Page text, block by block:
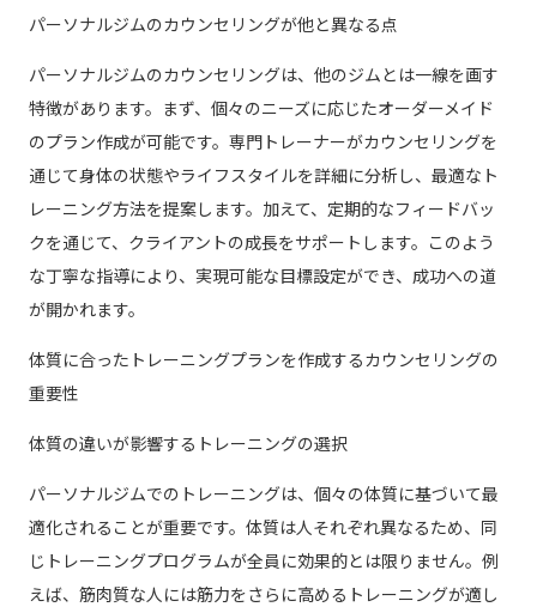
パーソナルジムのカウンセリングが他と異なる点
パーソナルジムのカウンセリングは、他のジムとは一線を画す
特徴があります。まず、個々のニーズに応じたオーダーメイド
のプラン作成が可能です。専門トレーナーがカウンセリングを
通じて身体の状態やライフスタイルを詳細に分析し、最適なト
レーニング方法を提案します。加えて、定期的なフィードバッ
クを通じて、クライアントの成長をサポートします。このよう
な丁寧な指導により、実現可能な目標設定ができ、成功への道
が開かれます。
体質に合ったトレーニングプランを作成するカウンセリングの
重要性
体質の違いが影響するトレーニングの選択
パーソナルジムでのトレーニングは、個々の体質に基づいて最
適化されることが重要です。体質は人それぞれ異なるため、同
じトレーニングプログラムが全員に効果的とは限りません。例
えば、筋肉質な人には筋力をさらに高めるトレーニングが適し